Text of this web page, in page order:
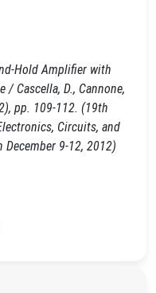
Hold Amplifier with
Cascella, D., Cannone,
pp. 109-112. (19th
Circuits, and
December 9-12, 2012)